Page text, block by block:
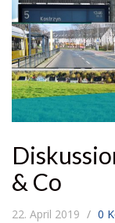
& Co
22. April 2019 0